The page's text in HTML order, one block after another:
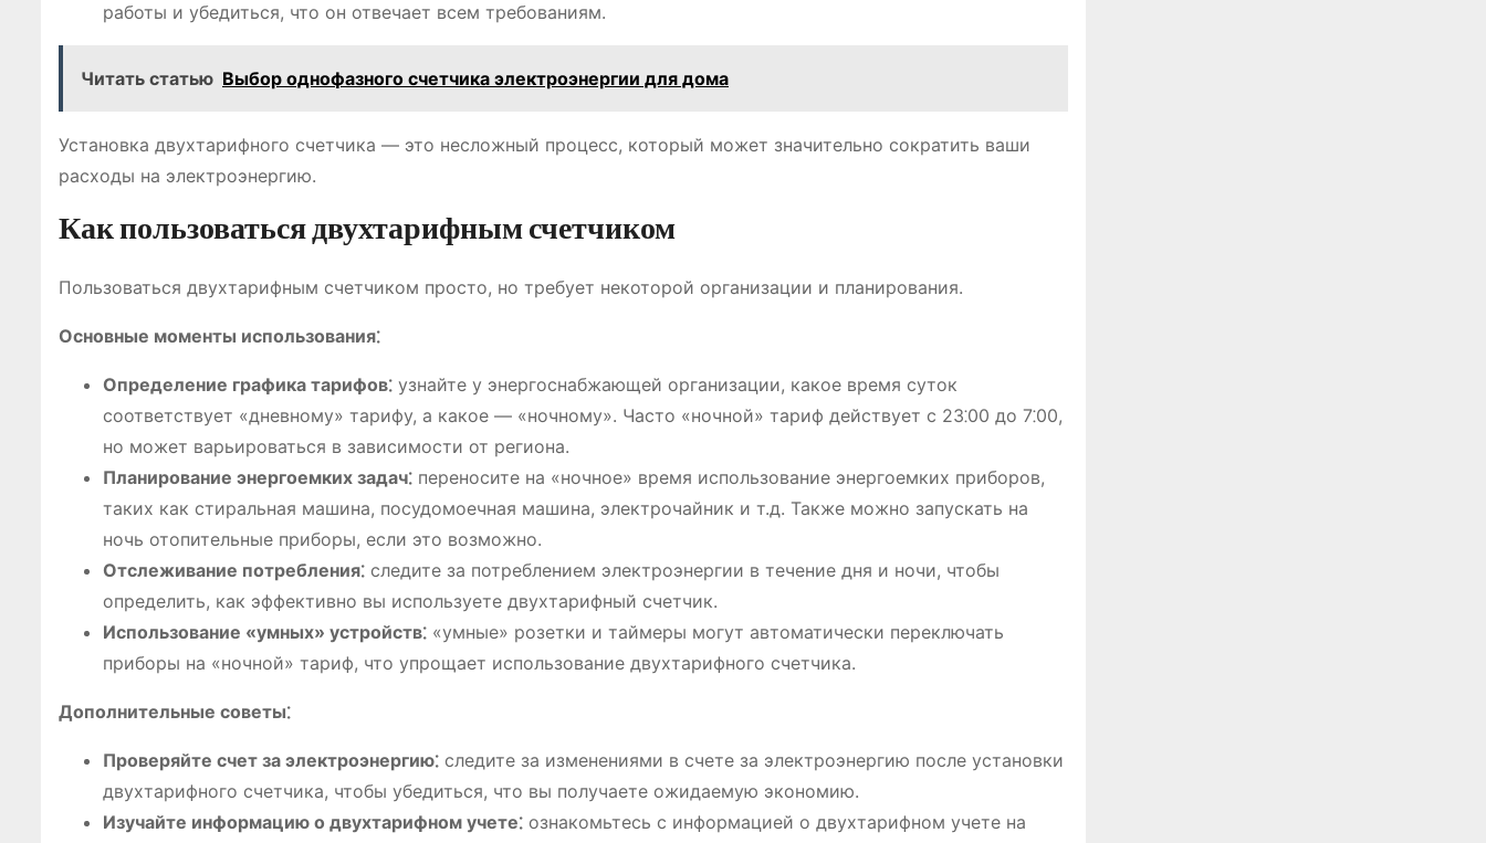
работы и убедиться, что он отвечает всем требованиям.
Читать статью Выбор однофазного счетчика электроэнергии для дома
Установка двухтарифного счетчика ― это несложный процесс, который может значительно сократить ваши
расходы на электроэнергию.
Как пользоваться двухтарифным счетчиком
Пользоваться двухтарифным счетчиком просто, но требует некоторой организации и планирования.
Основные моменты использования⁚
Определение графика тарифов⁚ узнайте у энергоснабжающей организации, какое время суток
соответствует «дневному» тарифу, а какое ― «ночному». Часто «ночной» тариф действует с 23⁚00 до 7⁚00,
но может варьироваться в зависимости от региона.
Планирование энергоемких задач⁚ переносите на «ночное» время использование энергоемких приборов,
таких как стиральная машина, посудомоечная машина, электрочайник и т.д. Также можно запускать на
ночь отопительные приборы, если это возможно.
Отслеживание потребления⁚ следите за потреблением электроэнергии в течение дня и ночи, чтобы
определить, как эффективно вы используете двухтарифный счетчик.
Использование «умных» устройств⁚ «умные» розетки и таймеры могут автоматически переключать
приборы на «ночной» тариф, что упрощает использование двухтарифного счетчика.
Дополнительные советы⁚
Проверяйте счет за электроэнергию⁚ следите за изменениями в счете за электроэнергию после установки
двухтарифного счетчика, чтобы убедиться, что вы получаете ожидаемую экономию.
Изучайте информацию о двухтарифном учете⁚ ознакомьтесь с информацией о двухтарифном учете на